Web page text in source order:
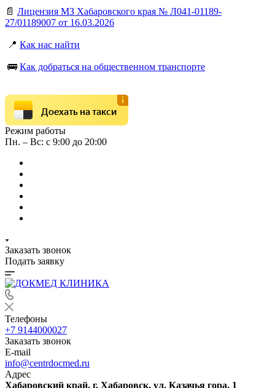
📄 Лицензия МЗ Хабаровского края № Л041-01189-
27/01189007 от 16.03.2026
📍 Как нас найти
🚌 Как добраться на общественном транспорте
Доехать на такси
Режим работы
Пн. – Вс: с 9:00 до 20:00
Заказать звонок
Подать заявку
Телефоны
+7 9144000027
Заказать звонок
E-mail
info@centrdocmed.ru
Адрес
Хабаровский край, г. Хабаровск, ул. Казачья гора, 1